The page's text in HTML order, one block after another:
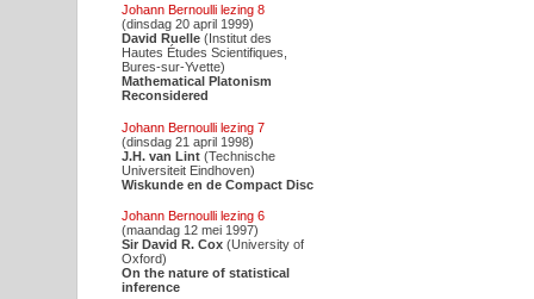
Johann Bernoulli lezing 8
(dinsdag 20 april 1999)
David Ruelle (Institut des
Hautes Études Scientifiques,
Bures-sur-Yvette)
Mathematical Platonism
Reconsidered
Johann Bernoulli lezing 7
(dinsdag 21 april 1998)
J.H. van Lint (Technische
Universiteit Eindhoven)
Wiskunde en de Compact Disc
Johann Bernoulli lezing 6
(maandag 12 mei 1997)
Sir David R. Cox (University of
Oxford)
On the nature of statistical
inference